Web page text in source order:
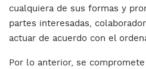
cualquiera de sus formas y
partes interesadas,
actuar de acuerdo con el
Por lo anterior, se compromete